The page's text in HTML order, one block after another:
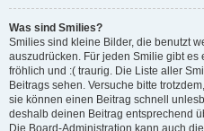
Was sind Smilies?
Smilies sind kleine Bilder, die benutzt
auszudrücken. Für jeden Smilie gibt es
fröhlich und :( traurig. Die Liste aller
Beitrags sehen. Versuche bitte
sie können einen Beitrag schnell
deshalb deinen Beitrag entsprechend
Die Board-Administration kann auch